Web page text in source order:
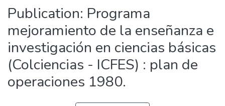
Publication: Programa
mejoramiento de la enseñanza e
investigación en ciencias básicas
(Colciencias - ICFES) : plan de
operaciones 1980.